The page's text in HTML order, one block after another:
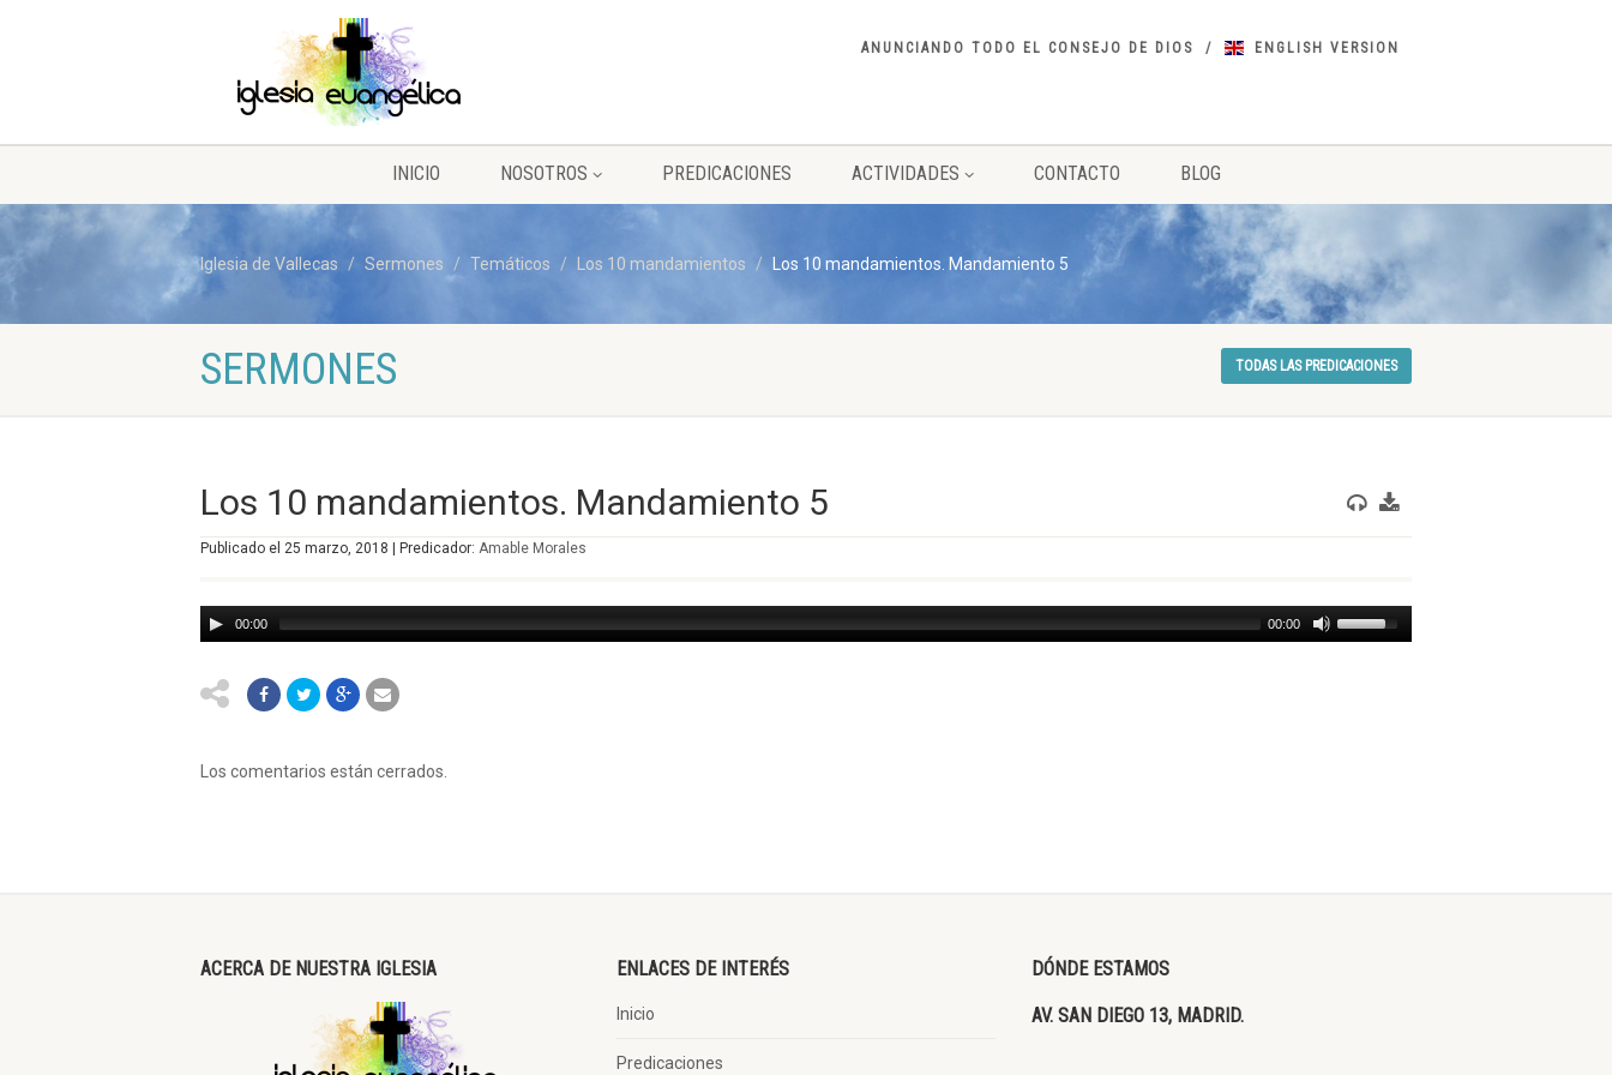
ANUNCIANDO TODO EL CONSEJO DE DIOS ENGLISH VERSION
INICIO NOSOTROS PREDICACIONES ACTIVIDADES CONTACTO BLOG
Iglesia de Vallecas Sermones Temáticos Los 10 mandamientos Los 10 mandamientos. Mandamiento 5
SERMONES TODAS LAS PREDICACIONES
Los 10 mandamientos. Mandamiento 5
Publicado el 25 marzo, 2018 | Predicador: Amable Morales
00:00 00:00
Los comentarios están cerrados.
ACERCA DE NUESTRA IGLESIA ENLACES DE INTERÉS
Inicio
Predicaciones
DÓNDE ESTAMOS
AV. SAN DIEGO 13, MADRID.